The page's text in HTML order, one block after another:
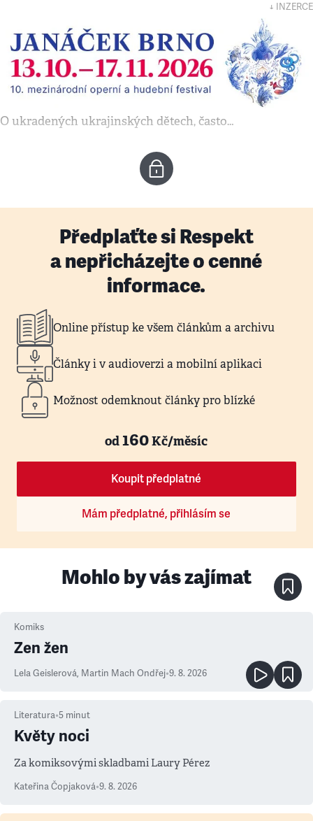
↓ INZERCE
O ukradených ukrajinských dětech, často…
Předplaťte si Respekt
a nepřicházejte o cenné
informace.
Online přístup ke všem článkům a archivu
Články i v audioverzi a mobilní aplikaci
Možnost odemknout články pro blízké
od160Kč/měsíc
Koupit předplatné
Mám předplatné, přihlásím se
Mohlo by vás zajímat
Komiks
Zen žen
Lela Geislerová, Martin Mach Ondřej•9. 8. 2026
Literatura•5 minut
Květy noci
Za komiksovými skladbami Laury Pérez
Kateřina Čopjaková•9. 8. 2026